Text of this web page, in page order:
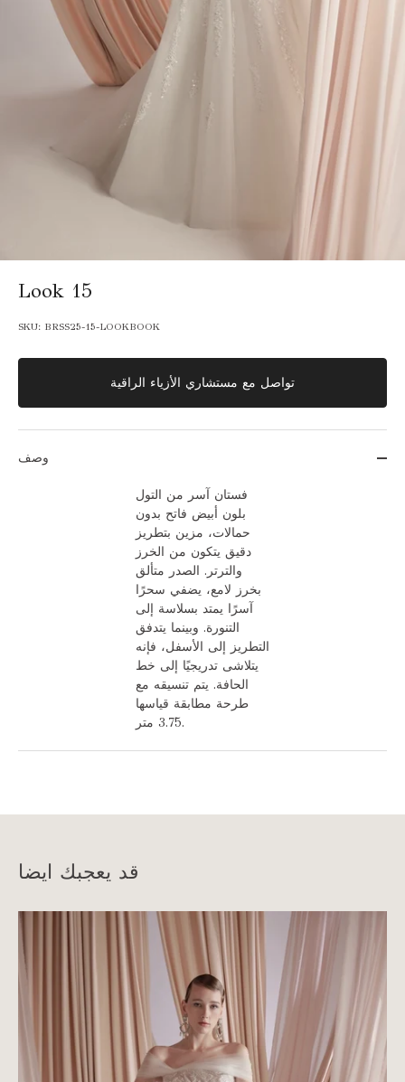
Look 15
SKU: BRSS25-15-LOOKBOOK
تواصل مع مستشاري الأزياء الراقية
وصف
فستان آسر من التول
بلون أبيض فاتح بدون
حمالات، مزين بتطريز
دقيق يتكون من الخرز
والترتر. الصدر متألق
بخرز لامع، يضفي سحرًا
آسرًا يمتد بسلاسة إلى
التنورة. وبينما يتدفق
التطريز إلى الأسفل، فإنه
يتلاشى تدريجيًا إلى خط
الحافة. يتم تنسيقه مع
طرحة مطابقة قياسها
3.75 متر.
قد يعجبك ايضا